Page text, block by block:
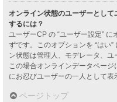
オンライン状態のユーザーとし
するには？
ユーザーCP の “ユーザー設定” に
ずです。このオプションを “はい
ン状態は管理人、モデレータ、ユ
この場合オンラインデータペー
にお忍びユーザーの一人として表
ページトップ